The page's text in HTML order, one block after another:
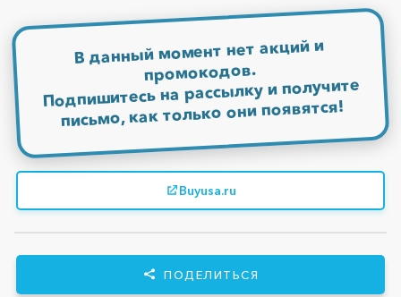
Buyusa.ru
ПОДЕЛИТЬСЯ
В данный момент нет акций и
промокодов.
Подпишитесь на рассылку и получите
письмо, как только они появятся!